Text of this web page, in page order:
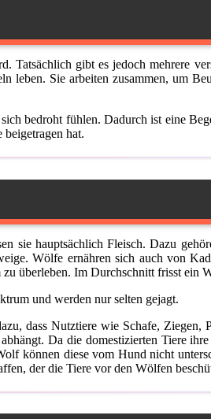
gibt es jedoch mehrere
Sie arbeiten zusammen, um
bedroht fühlen. Dadurch ist eine
hat.
sie hauptsächlich Fleisch. Dazu
Wölfe ernähren sich auch von
überleben. Im Durchschnitt frisst ein
und werden nur selten gejagt.
dass Nutztiere wie Schafe, Ziegen,
Da die domestizierten Tiere
können diese vom Hund nicht
der die Tiere vor den Wölfen